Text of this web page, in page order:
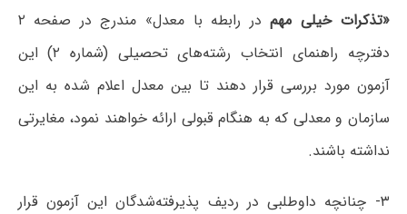
«تذکرات خیلی مهم
در رابطه با معدل» مندرج در صفحه ۲
دفترچه راهنمای انتخاب رشته‌های تحصیلی (شماره ۲) این
آزمون مورد بررسی قرار دهند تا بین معدل اعلام شده به این
سازمان و معدلی که به هنگام قبولی ارائه خواهند نمود، مغایرتی
نداشته باشند.
۳- چنانچه داوطلبی در ردیف پذیرفته‌شدگان این آزمون قرار